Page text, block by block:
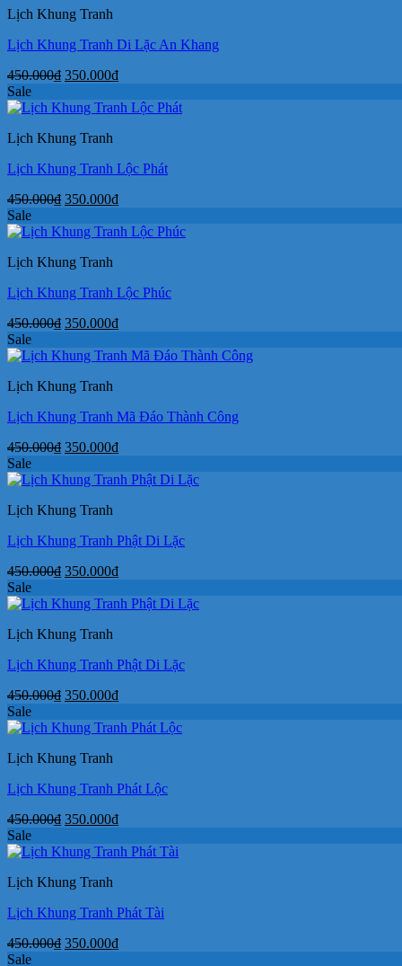
Lịch Khung Tranh
Lịch Khung Tranh Di Lặc An Khang
450.000₫ Giá
là:
350.000₫Giá
tại
Sale
Lịch Khung Tranh
Lịch Khung Tranh Lộc Phát
450.000₫ Giá
là:
350.000₫Giá
tại
Sale
Lịch Khung Tranh
Lịch Khung Tranh Lộc Phúc
450.000₫ Giá
là:
350.000₫Giá
tại
Sale
Lịch Khung Tranh
Lịch Khung Tranh Mã Đáo Thành Công
450.000₫ Giá
là:
350.000₫Giá
tại
Sale
Lịch Khung Tranh
Lịch Khung Tranh Phật Di Lặc
450.000₫ Giá
là:
350.000₫Giá
tại
Sale
Lịch Khung Tranh
Lịch Khung Tranh Phật Di Lặc
450.000₫ Giá
là:
350.000₫Giá
tại
Sale
Lịch Khung Tranh
Lịch Khung Tranh Phát Lộc
450.000₫ Giá
là:
350.000₫Giá
tại
Sale
Lịch Khung Tranh
Lịch Khung Tranh Phát Tài
450.000₫ Giá
350.000₫Giá
Sale